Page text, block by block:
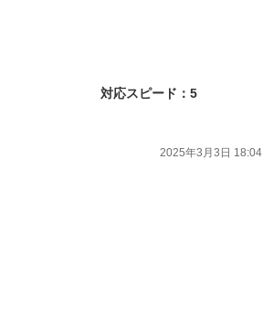
対応スピード：5
2025年3月3日 18:04
ます。